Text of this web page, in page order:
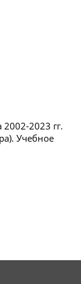
2023 гг.
Учебное